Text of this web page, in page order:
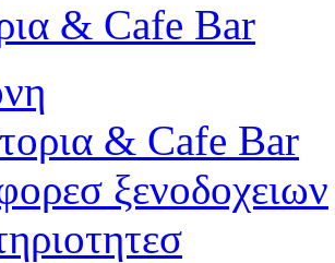
& Cafe Bar
& Cafe Bar
ξενοδοχειων